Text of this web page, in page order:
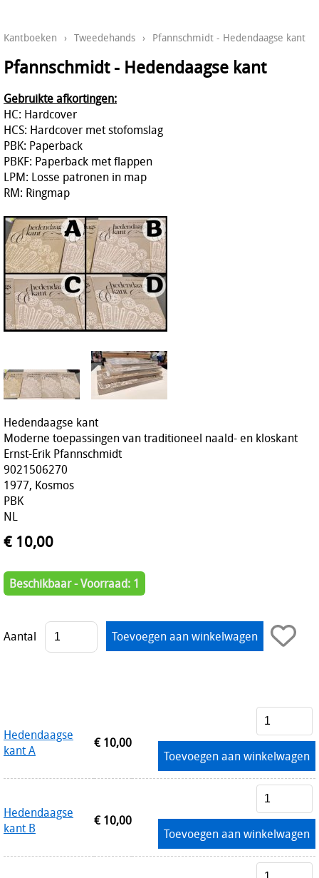
Kantboeken › Tweedehands › Pfannschmidt - Hedendaagse kant
Pfannschmidt - Hedendaagse kant
Gebruikte afkortingen:
HC: Hardcover
HCS: Hardcover met stofomslag
PBK: Paperback
PBKF: Paperback met flappen
LPM: Losse patronen in map
RM: Ringmap
Hedendaagse kant
Moderne toepassingen van traditioneel naald- en kloskant
Ernst-Erik Pfannschmidt
9021506270
1977, Kosmos
PBK
NL
€ 10,00
Beschikbaar - Voorraad: 1
Aantal
Hedendaagse
kant A
€ 10,00
Toevoegen aan winkelwagen
Hedendaagse
kant B
€ 10,00
Toevoegen aan winkelwagen